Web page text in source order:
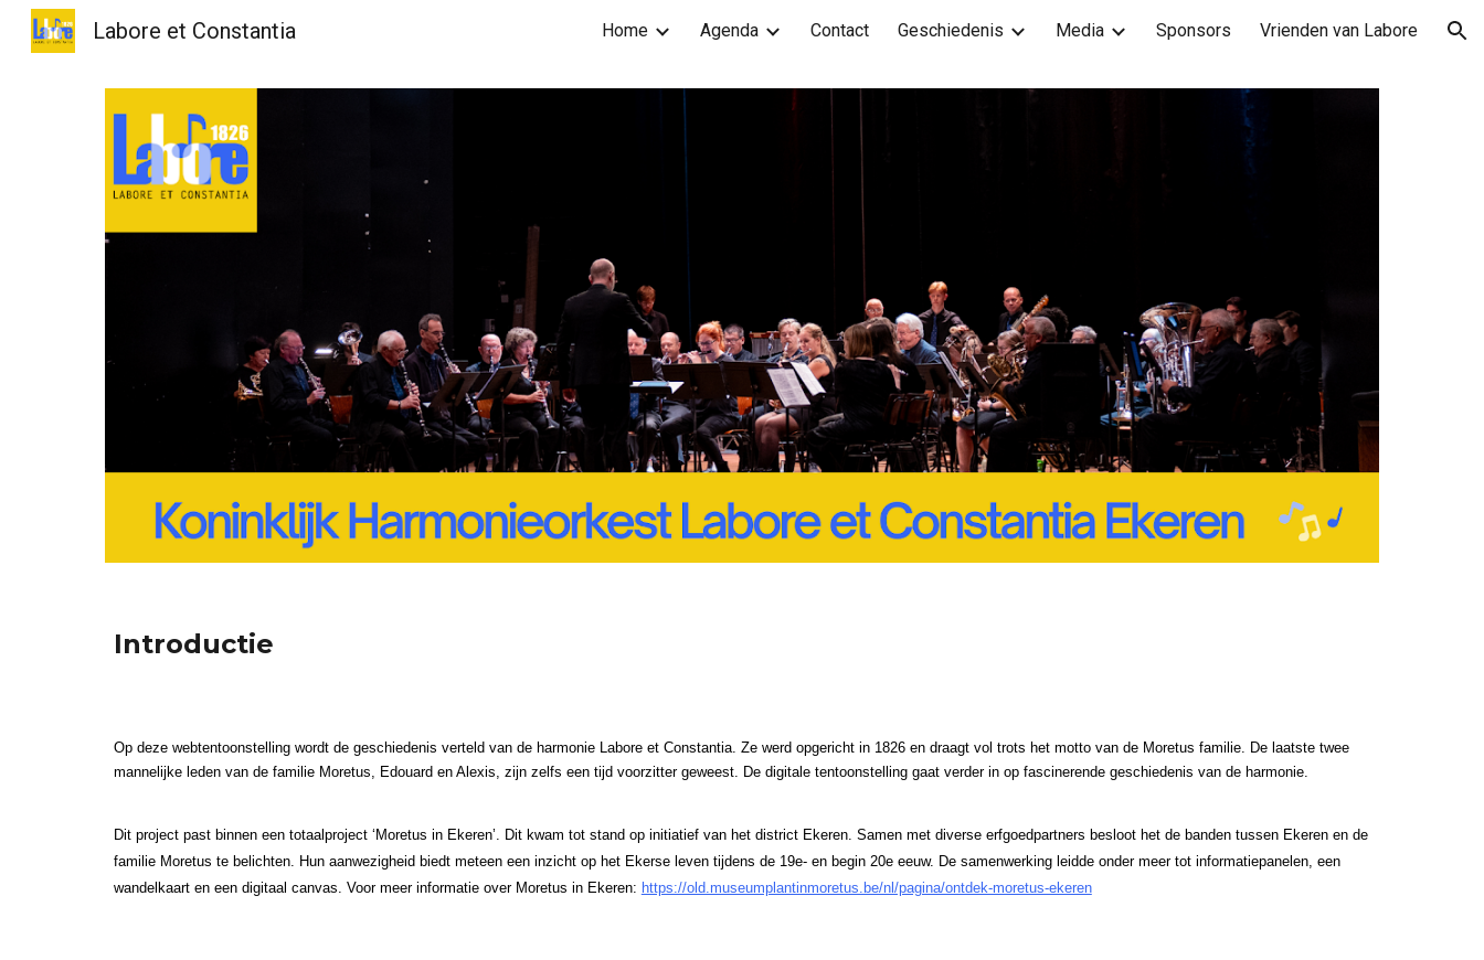
Skip to main content Skip to navigation
Labore et Constantia Home Agenda Contact Geschiedenis Media Sponsors Vrienden van Labore
Introductie
Op deze webtentoonstelling wordt de geschiedenis verteld van de harmonie Labore et Constantia. Ze werd opgericht in 1826 en draagt vol trots het motto van de Moretus familie. De laatste twee
mannelijke leden van de familie Moretus, Edouard en Alexis, zijn zelfs een tijd voorzitter geweest. De digitale tentoonstelling gaat verder in op fascinerende geschiedenis van de harmonie.
Dit project past binnen een totaalproject ‘Moretus in Ekeren’. Dit kwam tot stand op initiatief van het district Ekeren. Samen met diverse erfgoedpartners besloot het de banden tussen Ekeren en de
familie Moretus te belichten. Hun aanwezigheid biedt meteen een inzicht op het Ekerse leven tijdens de 19e- en begin 20e eeuw. De samenwerking leidde onder meer tot informatiepanelen, een
wandelkaart en een digitaal canvas. Voor meer informatie over Moretus in Ekeren: https://old.museumplantinmoretus.be/nl/pagina/ontdek-moretus-ekeren